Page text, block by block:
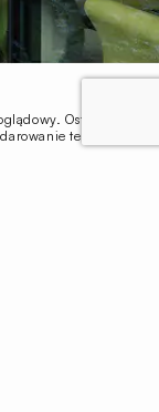
Ostateczny
terenu może